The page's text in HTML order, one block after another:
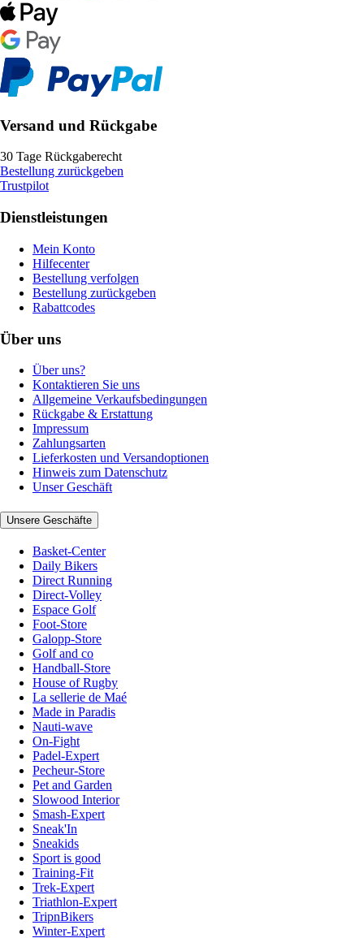
Versand und Rückgabe
30 Tage Rückgaberecht
Bestellung zurückgeben
Trustpilot
Dienstleistungen
Mein Konto
Hilfecenter
Bestellung verfolgen
Bestellung zurückgeben
Rabattcodes
Über uns
Über uns?
Kontaktieren Sie uns
Allgemeine Verkaufsbedingungen
Rückgabe & Erstattung
Impressum
Zahlungsarten
Lieferkosten und Versandoptionen
Hinweis zum Datenschutz
Unser Geschäft
Unsere Geschäfte
Basket-Center
Daily Bikers
Direct Running
Direct-Volley
Espace Golf
Foot-Store
Galopp-Store
Golf and co
Handball-Store
House of Rugby
La sellerie de Maé
Made in Paradis
Nauti-wave
On-Fight
Padel-Expert
Pecheur-Store
Pet and Garden
Slowood Interior
Smash-Expert
Sneak'In
Sneakids
Sport is good
Training-Fit
Trek-Expert
Triathlon-Expert
TripnBikers
Winter-Expert